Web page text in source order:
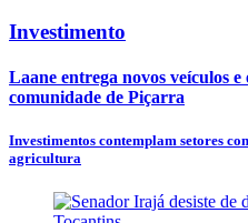
Investimento
Laane entrega novos veículos
comunidade de Piçarra
Investimentos contemplam setores
agricultura